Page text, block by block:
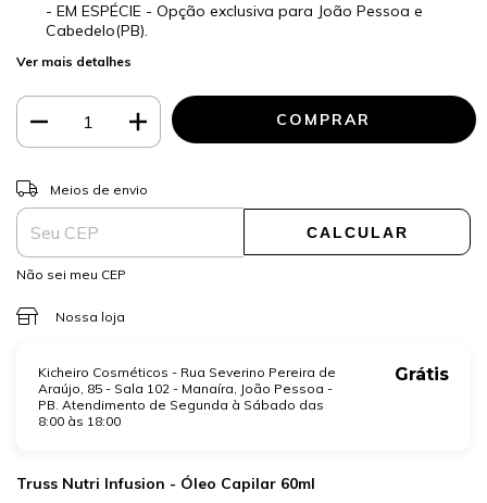
- EM ESPÉCIE - Opção exclusiva para João Pessoa e
Cabedelo(PB).
Ver mais detalhes
Entregas para o CEP:
Meios de envio
CALCULAR
Não sei meu CEP
Nossa loja
Kicheiro Cosméticos - Rua Severino Pereira de
Araújo, 85 - Sala 102 - Manaíra, João Pessoa -
PB. Atendimento de Segunda à Sábado das
8:00 às 18:00
Grátis
Truss Nutri Infusion - Óleo Capilar 60ml